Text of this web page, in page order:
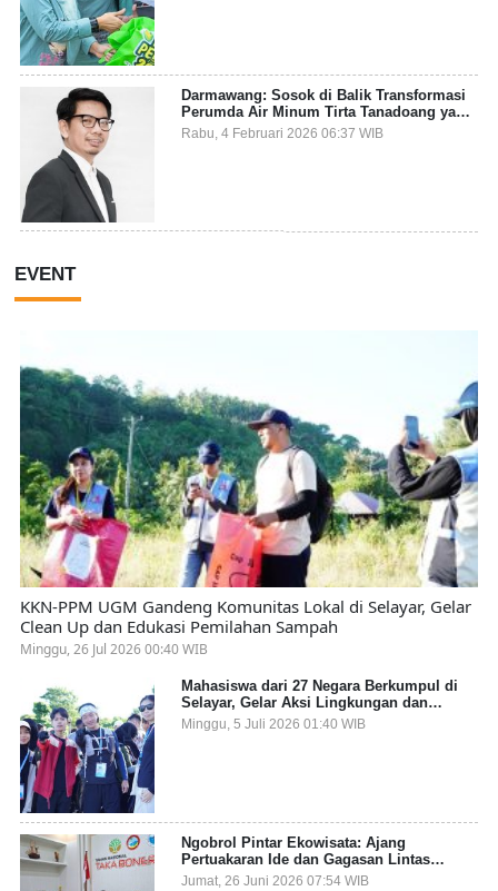
Darmawang: Sosok di Balik Transformasi
Perumda Air Minum Tirta Tanadoang yang
Makin Inovatif
Rabu, 4 Februari 2026 06:37 WIB
EVENT
KKN-PPM UGM Gandeng Komunitas Lokal di Selayar, Gelar
Clean Up dan Edukasi Pemilahan Sampah
Minggu, 26 Jul 2026 00:40 WIB
Mahasiswa dari 27 Negara Berkumpul di
Selayar, Gelar Aksi Lingkungan dan
Dalami Kearifan Lokal Bumi Tanadoang
Minggu, 5 Juli 2026 01:40 WIB
Ngobrol Pintar Ekowisata: Ajang
Pertuakaran Ide dan Gagasan Lintas
Sektor
Jumat, 26 Juni 2026 07:54 WIB